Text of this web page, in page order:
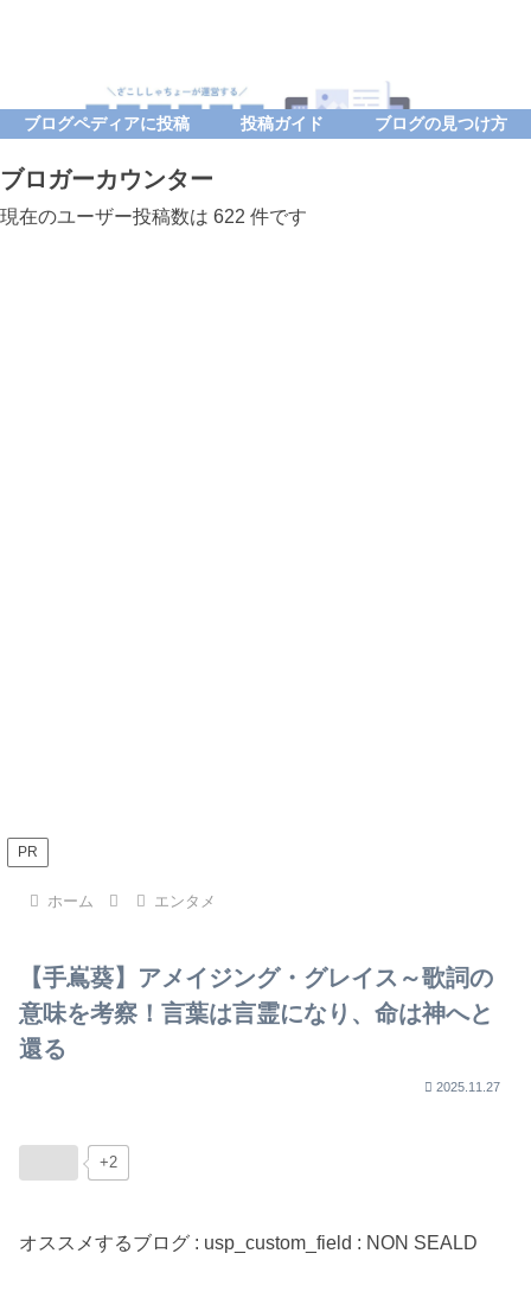
ブログペディアに投稿 投稿ガイド ブログの見つけ方
ブロガーカウンター
現在のユーザー投稿数は 622 件です
PR
ホーム エンタメ
【手嶌葵】アメイジング・グレイス～歌詞の
意味を考察！言葉は言霊になり、命は神へと
還る
2025.11.27
+2
オススメするブログ : usp_custom_field : NON SEALD